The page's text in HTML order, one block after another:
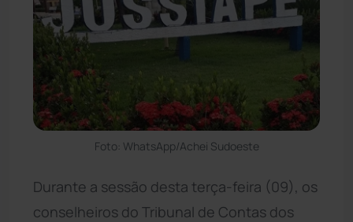
Foto: WhatsApp/Achei Sudoeste
Durante a sessão desta terça-feira (09), os
conselheiros do Tribunal de Contas dos